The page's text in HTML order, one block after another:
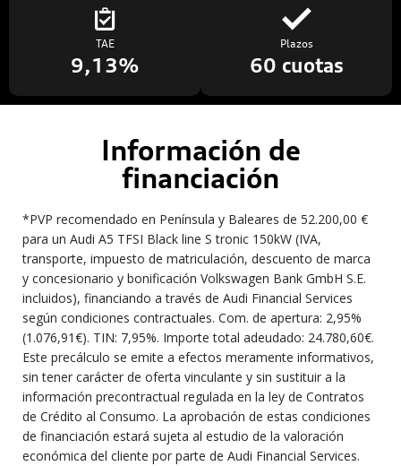
TAE
9,13%
Plazos
60 cuotas
Información de
financiación
*PVP recomendado en Península y Baleares de 52.200,00 €
para un Audi A5 TFSI Black line S tronic 150kW (IVA,
transporte, impuesto de matriculación, descuento de marca
y concesionario y bonificación Volkswagen Bank GmbH S.E.
incluidos), financiando a través de Audi Financial Services
según condiciones contractuales. Com. de apertura: 2,95%
(1.076,91€). TIN: 7,95%. Importe total adeudado: 24.780,60€.
Este precálculo se emite a efectos meramente informativos,
sin tener carácter de oferta vinculante y sin sustituir a la
información precontractual regulada en la ley de Contratos
de Crédito al Consumo. La aprobación de estas condiciones
de financiación estará sujeta al estudio de la valoración
económica del cliente por parte de Audi Financial Services.